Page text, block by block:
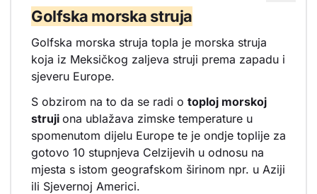
Golfska morska struja
Golfska morska struja topla je morska struja
koja iz Meksičkog zaljeva struji prema zapadu i
sjeveru Europe.
S obzirom na to da se radi o toploj morskoj
struji ona ublažava zimske temperature u
spomenutom dijelu Europe te je ondje toplije za
gotovo 10 stupnjeva Celzijevih u odnosu na
mjesta s istom geografskom širinom npr. u Aziji
ili Sjevernoj Americi.